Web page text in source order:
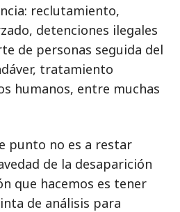
reclutamiento,
detenciones ilegales
de personas seguida del
tratamiento
humanos, entre muchas
punto no es a restar
de la desaparición
que hacemos es tener
de análisis para